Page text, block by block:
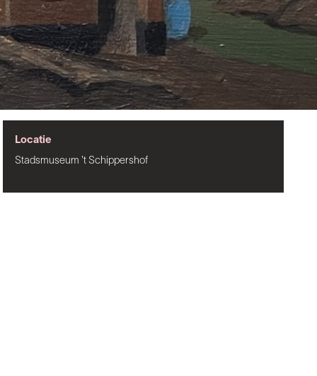
Locatie
Stadsmuseum 't Schippershof